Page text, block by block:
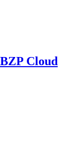
BZP Cloud